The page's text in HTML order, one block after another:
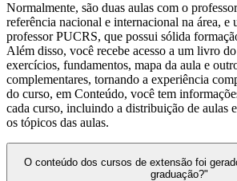
Normalmente, são duas aulas com o
referência nacional e internacional na área, e
professor PUCRS, que possui sólida
Além disso, você recebe acesso a um livro
exercícios, fundamentos, mapa da aula e
complementares, tornando a experiência
do curso, em Conteúdo, você tem
cada curso, incluindo a distribuição de aulas
os tópicos das aulas.
O conteúdo dos cursos de extensão foi
graduação?"